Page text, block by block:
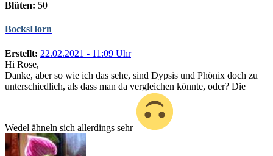
Blüten: 50
BocksHorn
Erstellt: 22.02.2021 - 11:09 Uhr
Hi Rose,
Danke, aber so wie ich das sehe, sind Dypsis und Phönix doch zu
unterschiedlich, als dass man da vergleichen könnte, oder? Die
Wedel ähneln sich allerdings sehr